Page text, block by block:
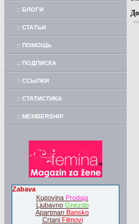
:: БЛОГИ
:: СТАТЬИ
:: ПОМОЩЬ
:: ПОДПИСКА
:: ССЫЛКИ
:: СТАТИСТИКА
:: MEMBERSHIP
Zabava
Kupovina Prodaja
Ljubavno Gnezdo
Apartman Bansko
Crtani Filmovi